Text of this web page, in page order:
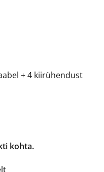
+ 4 kiirühendust
kohta.